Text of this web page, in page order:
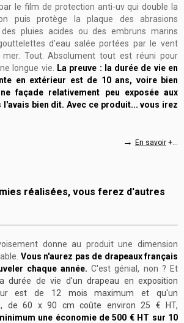
le film de protection anti-uvqui double la
puis protège la plaque des abrasions
pluies acides ou des embruns marins
d'eau salée portées par le vent
Tout. Absolument tout est réuni pour
longue vie.
La preuve : la durée de vie en
en extérieur est de 10 ans, voire bien
façade relativement peu exposée aux
l'avais bien dit. Avec ce produit... vous irez
→ En savoir +...
réalisées, vous ferez d'autres
donne au produit une dimension
Vous n'aurez pas de drapeaux français
chaque année. C'est génial, non ? Et
durée de vie d'un drapeau en exposition
est de 12 mois maximum et qu'un
de 60 x 90 cm coûte environ 25 € HT,
une économie de 500 € HT sur 10